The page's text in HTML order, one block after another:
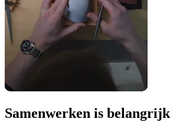
Samenwerken is belangrijk